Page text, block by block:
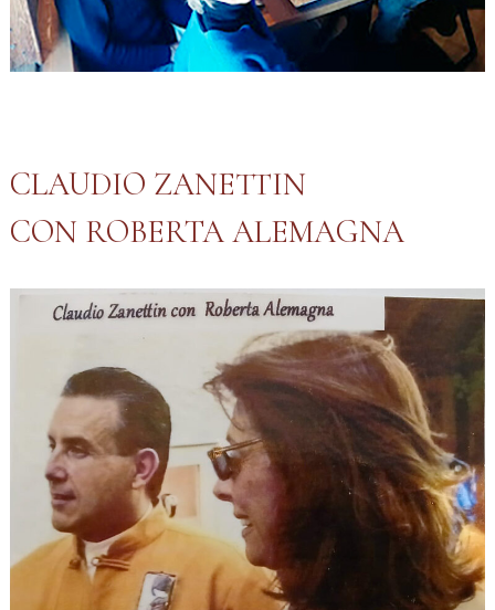
CLAUDIO ZANETTIN
CON ROBERTA ALEMAGNA